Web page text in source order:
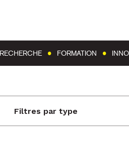
RECHERCHE FORMATION
Filtres par type